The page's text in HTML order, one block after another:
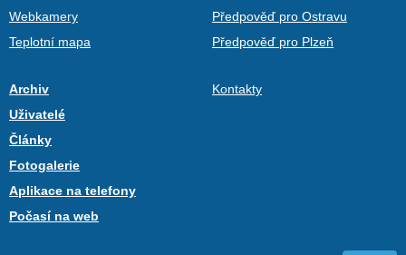
Webkamery
Teplotní mapa
Předpověď pro Ostravu
Předpověď pro Plzeň
Archiv
Uživatelé
Články
Fotogalerie
Aplikace na telefony
Počasí na web
Kontakty